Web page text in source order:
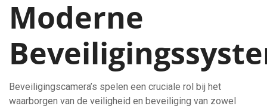
Moderne
Beveiligingscamera’s spelen een cruciale rol bij het
waarborgen van de veiligheid en beveiliging van zowel